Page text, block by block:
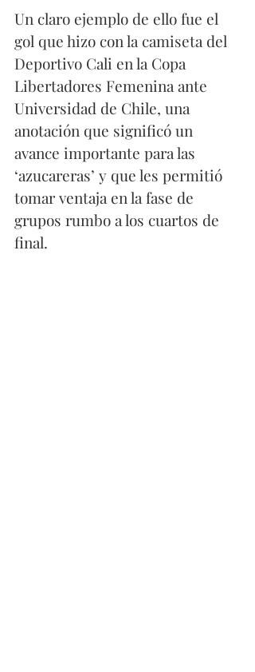
Un claro ejemplo de ello fue el
gol que hizo con la camiseta del
Deportivo Cali en la Copa
Libertadores Femenina ante
Universidad de Chile, una
anotación que significó un
avance importante para las
‘azucareras’ y que les permitió
tomar ventaja en la fase de
grupos rumbo a los cuartos de
final.